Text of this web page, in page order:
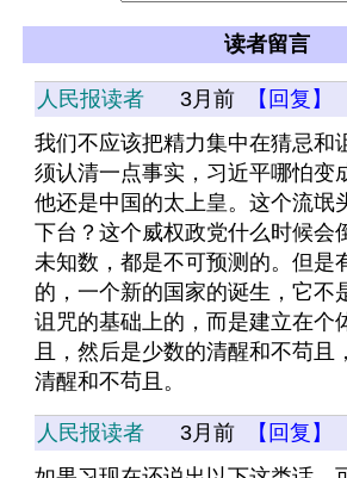
读者留言
人民报读者 3月前
【回复】
我们不应该把精力集中在猜忌和
须认清一点事实，习近平哪怕变
他还是中国的太上皇。这个流氓
下台？这个威权政党什么时候会
未知数，都是不可预测的。但是
的，一个新的国家的诞生，它不
诅咒的基础上的，而是建立在个
且，然后是少数的清醒和不苟且
清醒和不苟且。
人民报读者 3月前
【回复】